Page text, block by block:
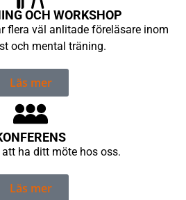
OCH WORKSHOP
flera väl anlitade föreläsare inom
och mental träning.
Läs mer
ha ditt möte hos oss.
Läs mer